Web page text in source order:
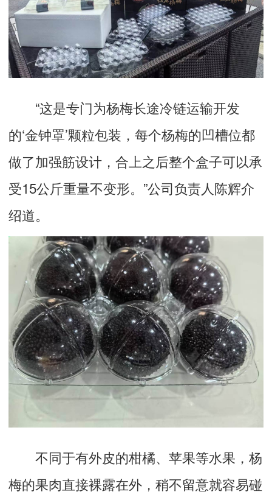
“这是专门为杨梅长途冷链运输开发
的‘金钟罩’颗粒包装，每个杨梅的凹槽位都
做了加强筋设计，合上之后整个盒子可以承
受15公斤重量不变形。”公司负责人陈辉介
绍道。
不同于有外皮的柑橘、苹果等水果，杨
梅的果肉直接裸露在外，稍不留意就容易碰